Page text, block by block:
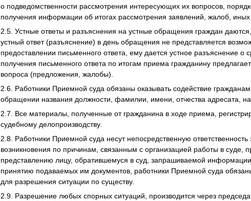
о подведомственности рассмотрения интересующих их вопросов,
получения информации об итогах рассмотрения заявлений, жалоб,
2.5. Устные ответы и разъяснения на устные обращения граждан
устный ответ (разъяснение) в день обращения не представляется
предоставлении письменного ответа, ему дается устное разъяснение о
получения письменного ответа по итогам приема гражданину
вопроса (предложения, жалобы).
2.6. Работники Приемной суда обязаны оказывать содействие
обращении названия должности, фамилии, имени, отчества адресата,
2.7. Все материалы, полученные от гражданина в ходе приема,
судебному делопроизводству.
2.8. Работники Приемной суда несут непосредственную
возникновения по причинам, связанным с организацией работы в суде,
представлению лицу, обратившемуся в суд, запрашиваемой
принятию подаваемых им документов, работники Приемной суда
для разрешения ситуации по существу.
2.9. Разрешение любых спорных ситуаций, производится через